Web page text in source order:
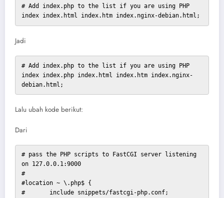
# Add index.php to the list if you are using PHP
index index.html index.htm index.nginx-debian.html;
Jadi
# Add index.php to the list if you are using PHP
index index.php index.html index.htm index.nginx-
debian.html;
Lalu ubah kode berikut:
Dari
# pass the PHP scripts to FastCGI server listening
on 127.0.0.1:9000
#
#location ~ \.php$ {
#	include snippets/fastcgi-php.conf;